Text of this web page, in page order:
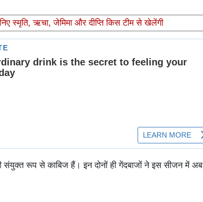
स्मृति, ऋचा, जेमिमा और दीप्ति किस टीम से खेलेंगी
रूप से काबिज हैं। इन दोनों ही गेंदबाजों ने इस सीजन में अब